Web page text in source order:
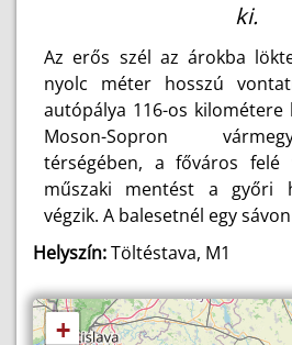
ki.
Az erős szél az árokba
nyolc méter hosszú
autópálya 116-os kilométere
Moson-Sopron
térségében, a főváros felé
műszaki mentést a győri
végzik. A balesetnél egy
Helyszín:Töltéstava, M1
+